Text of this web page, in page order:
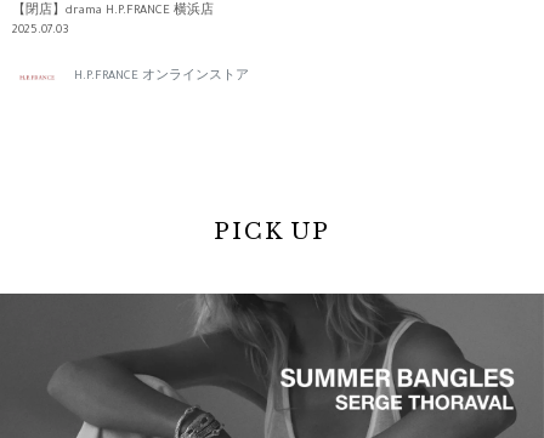
【閉店】drama H.P.FRANCE 横浜店
2025.07.03
H.P.FRANCE オンラインストア
PICK UP